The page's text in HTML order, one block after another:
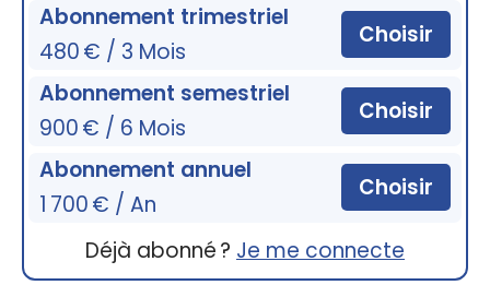
Abonnement trimestriel
480 € / 3 Mois
Choisir
Abonnement semestriel
900 € / 6 Mois
Choisir
Abonnement annuel
1 700 € / An
Choisir
Déjà abonné ? Je me connecte